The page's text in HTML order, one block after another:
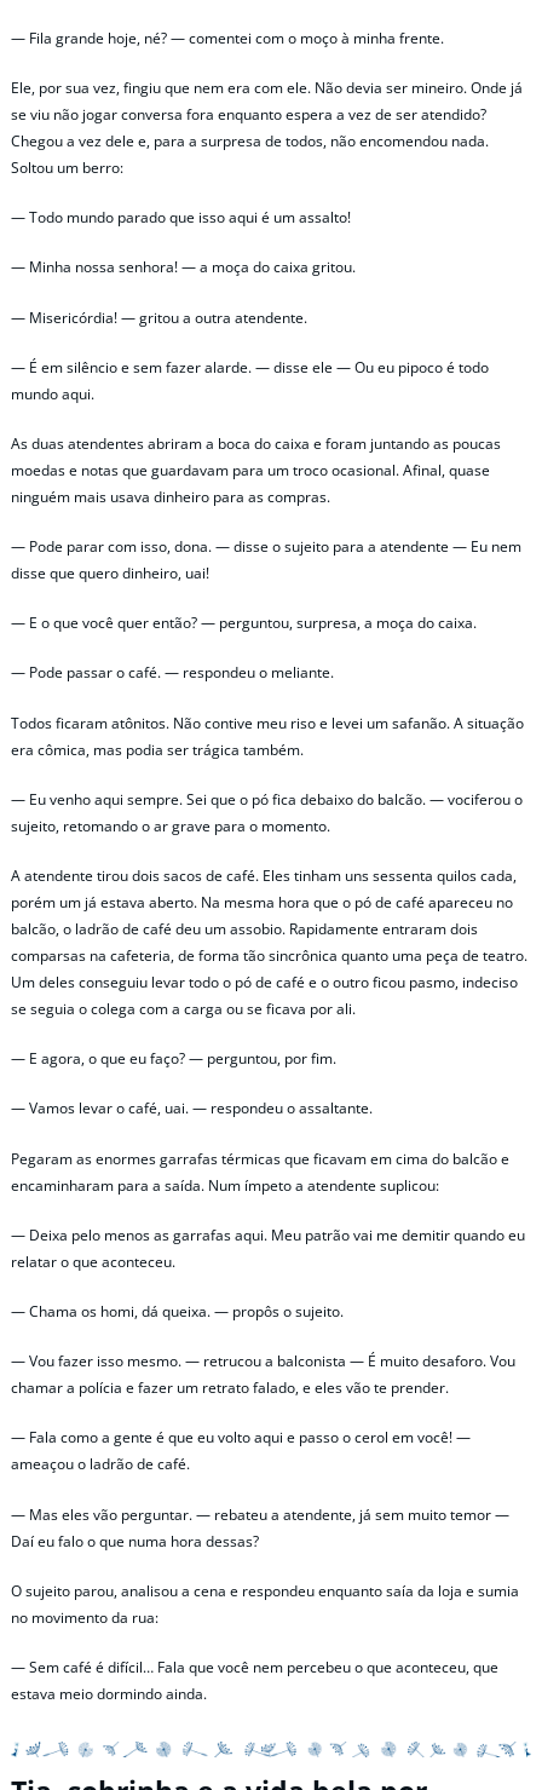
— Fila grande hoje, né? — comentei com o moço à minha frente.
Ele, por sua vez, fingiu que nem era com ele. Não devia ser mineiro. Onde já
se viu não jogar conversa fora enquanto espera a vez de ser atendido?
Chegou a vez dele e, para a surpresa de todos, não encomendou nada.
Soltou um berro:
— Todo mundo parado que isso aqui é um assalto!
— Minha nossa senhora! — a moça do caixa gritou.
— Misericórdia! — gritou a outra atendente.
— É em silêncio e sem fazer alarde. — disse ele — Ou eu pipoco é todo
mundo aqui.
As duas atendentes abriram a boca do caixa e foram juntando as poucas
moedas e notas que guardavam para um troco ocasional. Afinal, quase
ninguém mais usava dinheiro para as compras.
— Pode parar com isso, dona. — disse o sujeito para a atendente — Eu nem
disse que quero dinheiro, uai!
— E o que você quer então? — perguntou, surpresa, a moça do caixa.
— Pode passar o café. — respondeu o meliante.
Todos ficaram atônitos. Não contive meu riso e levei um safanão. A situação
era cômica, mas podia ser trágica também.
— Eu venho aqui sempre. Sei que o pó fica debaixo do balcão. — vociferou o
sujeito, retomando o ar grave para o momento.
A atendente tirou dois sacos de café. Eles tinham uns sessenta quilos cada,
porém um já estava aberto. Na mesma hora que o pó de café apareceu no
balcão, o ladrão de café deu um assobio. Rapidamente entraram dois
comparsas na cafeteria, de forma tão sincrônica quanto uma peça de teatro.
Um deles conseguiu levar todo o pó de café e o outro ficou pasmo, indeciso
se seguia o colega com a carga ou se ficava por ali.
— E agora, o que eu faço? — perguntou, por fim.
— Vamos levar o café, uai. — respondeu o assaltante.
Pegaram as enormes garrafas térmicas que ficavam em cima do balcão e
encaminharam para a saída. Num ímpeto a atendente suplicou:
— Deixa pelo menos as garrafas aqui. Meu patrão vai me demitir quando eu
relatar o que aconteceu.
— Chama os homi, dá queixa. — propôs o sujeito.
— Vou fazer isso mesmo. — retrucou a balconista — É muito desaforo. Vou
chamar a polícia e fazer um retrato falado, e eles vão te prender.
— Fala como a gente é que eu volto aqui e passo o cerol em você! —
ameaçou o ladrão de café.
— Mas eles vão perguntar. — rebateu a atendente, já sem muito temor —
Daí eu falo o que numa hora dessas?
O sujeito parou, analisou a cena e respondeu enquanto saía da loja e sumia
no movimento da rua:
— Sem café é difícil… Fala que você nem percebeu o que aconteceu, que
estava meio dormindo ainda.